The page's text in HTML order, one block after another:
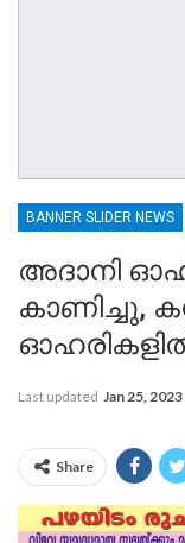
BANNER SLIDER NEWS
അദാനി
കാണിച്ചു,
Last updated Jan 25, 2023
Share